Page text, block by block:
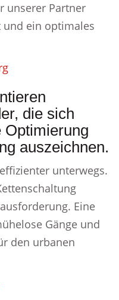
unserer Partner
ein optimales
die sich
Optimierung
auszeichnen.
unterwegs.
Eine
Gänge und
den urbanen